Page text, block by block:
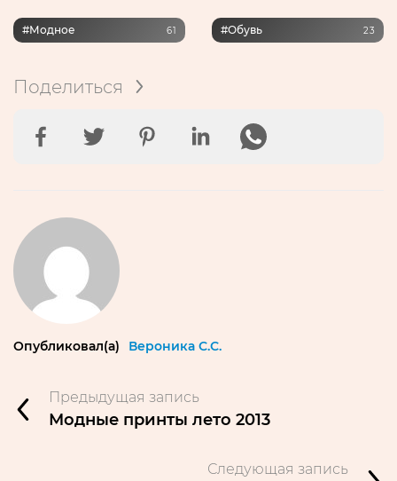
#модное 61 #обувь 23
Поделиться
Опубликовал(а) Вероника С.С.
Предыдущая запись
Модные принты лето 2013
Следующая запись